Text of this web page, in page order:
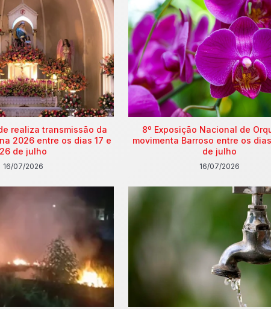
realiza transmissão da
2026 entre os dias 17 e
26 de julho
16/07/2026
8º Exposição Nacional de
movimenta Barroso entre os
de julho
16/07/2026